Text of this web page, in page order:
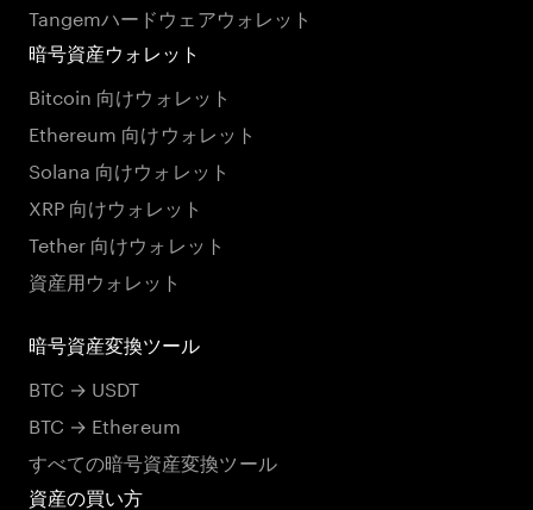
Tangemハードウェアウォレット
暗号資産ウォレット
Bitcoin 向けウォレット
Ethereum 向けウォレット
Solana 向けウォレット
XRP 向けウォレット
Tether 向けウォレット
資産用ウォレット
暗号資産変換ツール
BTC → USDT
BTC → Ethereum
すべての暗号資産変換ツール
資産の買い方